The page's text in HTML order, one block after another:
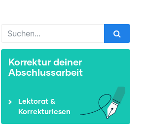
Korrektur deiner
Abschlussarbeit
Lektorat &
Korrekturlesen